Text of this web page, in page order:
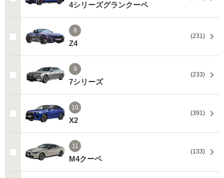
4シリーズグランクーペ
8
Z4
(231)
9
7シリーズ
(233)
10
X2
(391)
11
M4クーペ
(133)